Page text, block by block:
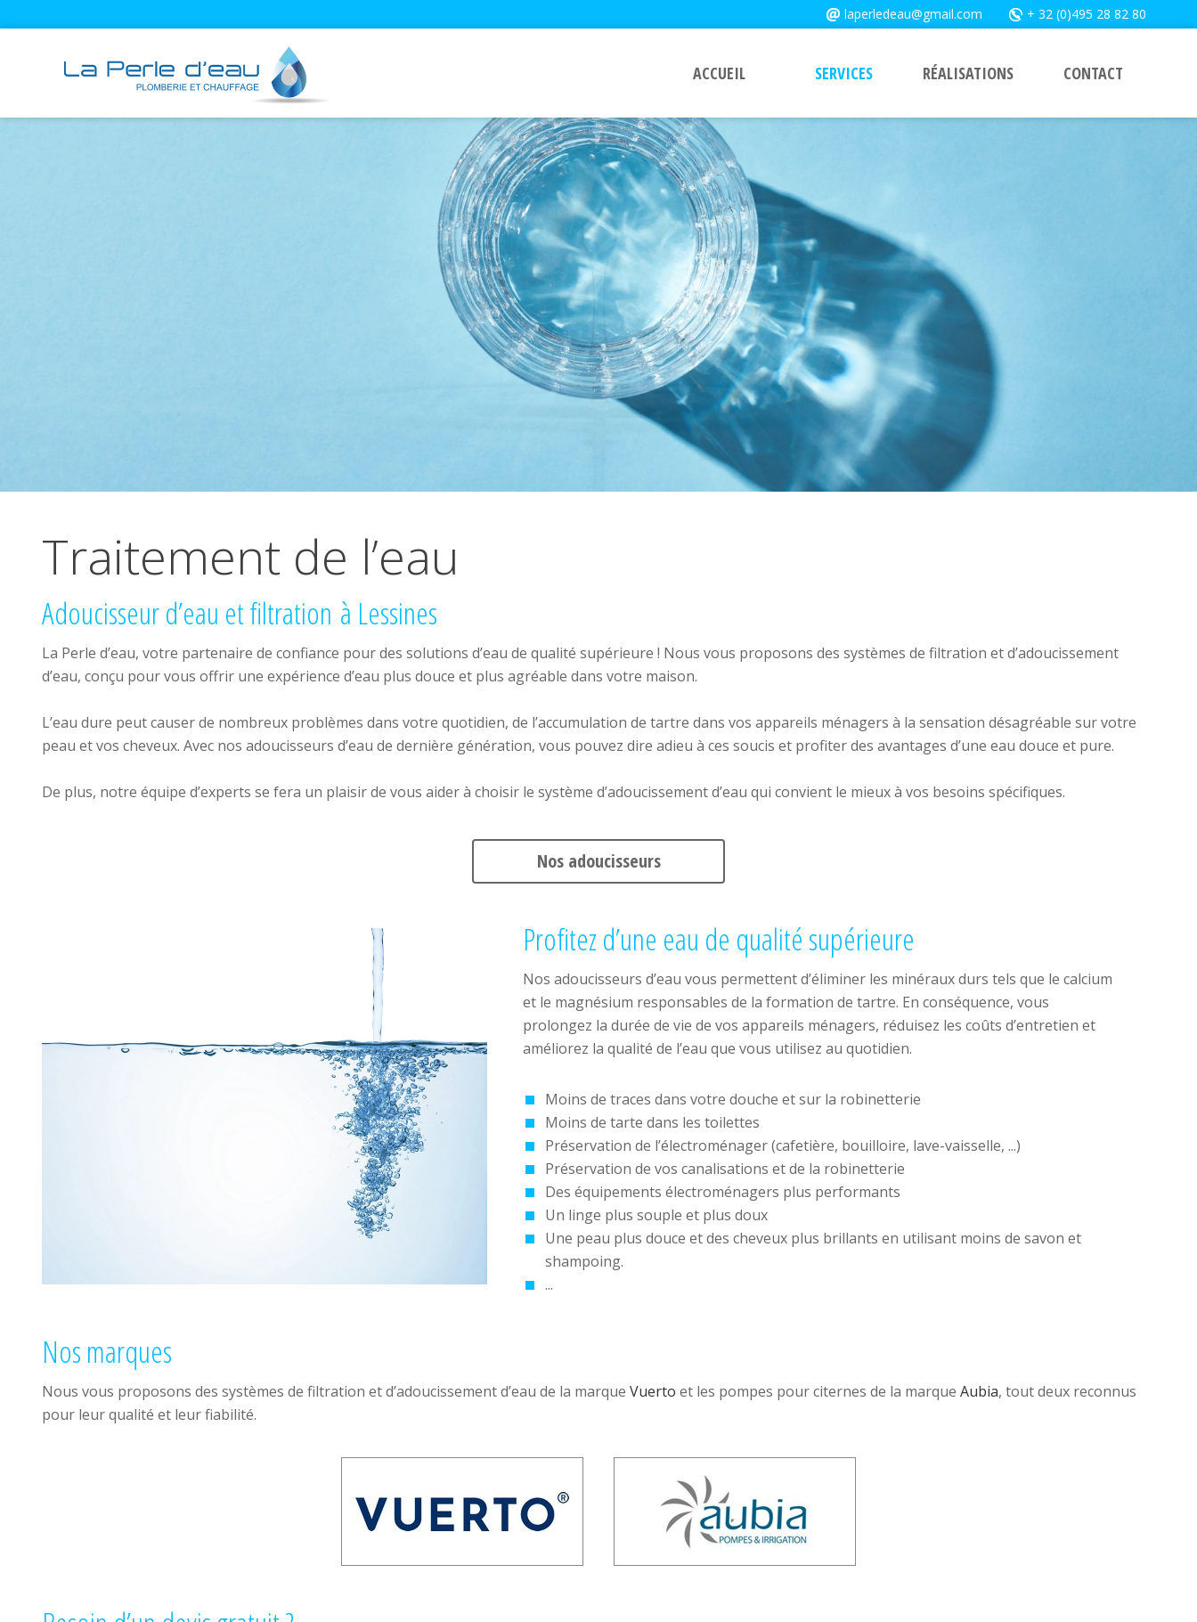
+ 32 (0)495 28 82 80
laperledeau@gmail.com
ACCUEIL SERVICES RÉALISATIONS CONTACT
Traitement de l’eau
Adoucisseur d’eau et filtration à Lessines
La Perle d’eau, votre partenaire de confiance pour des solutions d’eau de qualité supérieure ! Nous vous proposons des systèmes de filtration et d’adoucissement
d’eau, conçu pour vous offrir une expérience d’eau plus douce et plus agréable dans votre maison.
L’eau dure peut causer de nombreux problèmes dans votre quotidien, de l’accumulation de tartre dans vos appareils ménagers à la sensation désagréable sur votre
peau et vos cheveux. Avec nos adoucisseurs d’eau de dernière génération, vous pouvez dire adieu à ces soucis et profiter des avantages d’une eau douce et pure.
De plus, notre équipe d’experts se fera un plaisir de vous aider à choisir le système d’adoucissement d’eau qui convient le mieux à vos besoins spécifiques.
Nos adoucisseurs
Profitez d’une eau de qualité supérieure
Nos adoucisseurs d’eau vous permettent d’éliminer les minéraux durs tels que le calcium
et le magnésium responsables de la formation de tartre. En conséquence, vous
prolongez la durée de vie de vos appareils ménagers, réduisez les coûts d’entretien et
améliorez la qualité de l’eau que vous utilisez au quotidien.
Moins de traces dans votre douche et sur la robinetterie
Moins de tarte dans les toilettes
Préservation de l’électroménager (cafetière, bouilloire, lave-vaisselle, ...)
Préservation de vos canalisations et de la robinetterie
Des équipements électroménagers plus performants
Un linge plus souple et plus doux
Une peau plus douce et des cheveux plus brillants en utilisant moins de savon et
shampoing.
...
Nos marques
Nous vous proposons des systèmes de filtration et d’adoucissement d’eau de la marque Vuerto et les pompes pour citernes de la marque Aubia, tout deux reconnus
pour leur qualité et leur fiabilité.